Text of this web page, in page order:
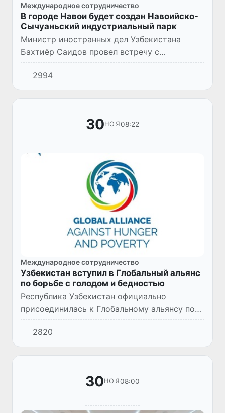
Международное сотрудничество
В городе Навои будет создан Навоийско-
Сычуаньский индустриальный парк
Министр иностранных дел Узбекистана
Бахтиёр Саидов провел встречу с
Секретарем Парткома КПК провинции
Сычуань Ван Сяохуэем.
2994
30НОЯ08:22
Международное сотрудничество
Узбекистан вступил в Глобальный альянс
по борьбе с голодом и бедностью
Республика Узбекистан официально
присоединилась к Глобальному альянсу по
борьбе с голодом и бедностью что является
важным шагом на пути укрепления
глобальных усилий по достижению ц...
2820
30НОЯ08:00